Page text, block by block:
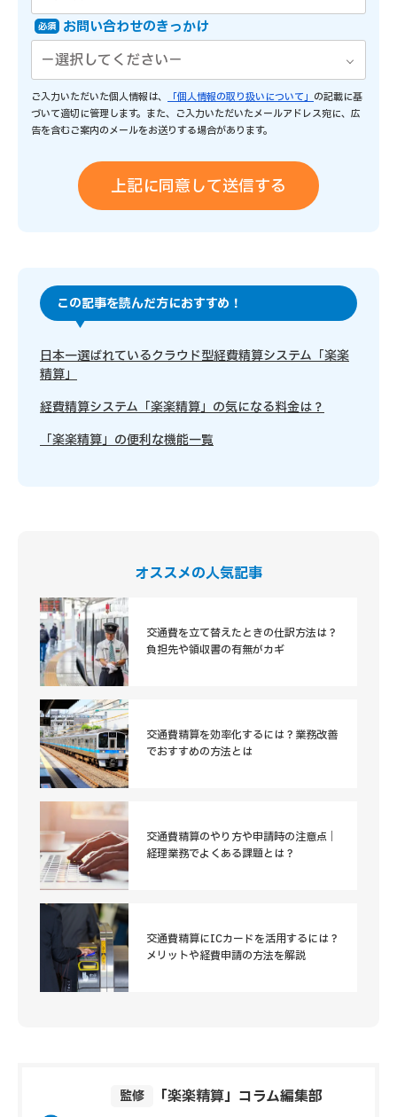
お問い合わせのきっかけ
必須
ご入力いただいた個人情報は、 「個人情報の取り扱いについて」 の記載に基
づいて適切に管理します。また、ご入力いただいたメールアドレス宛に、広
告を含むご案内のメールをお送りする場合があります。
この記事を読んだ方におすすめ！
日本一選ばれているクラウド型経費精算システム「楽楽
精算」
経費精算システム「楽楽精算」の気になる料金は？
「楽楽精算」の便利な機能一覧
オススメの人気記事
交通費を立て替えたときの仕訳方法は？
負担先や領収書の有無がカギ
交通費精算を効率化するには？業務改善
でおすすめの方法とは
交通費精算のやり方や申請時の注意点｜
経理業務でよくある課題とは？
交通費精算にICカードを活用するには？
メリットや経費申請の方法を解説
監修 「楽楽精算」コラム編集部